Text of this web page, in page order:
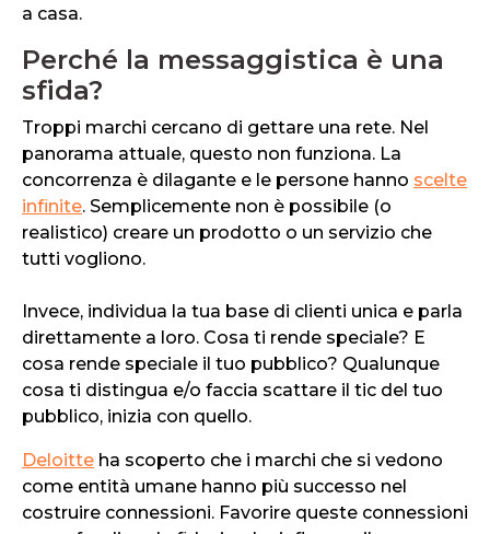
a casa.
Perché la messaggistica è una
sfida?
Troppi marchi cercano di gettare una rete. Nel
panorama attuale, questo non funziona. La
concorrenza è dilagante e le persone hanno scelte
infinite. Semplicemente non è possibile (o
realistico) creare un prodotto o un servizio che
tutti vogliono.
Invece, individua la tua base di clienti unica e parla
direttamente a loro. Cosa ti rende speciale? E
cosa rende speciale il tuo pubblico? Qualunque
cosa ti distingua e/o faccia scattare il tic del tuo
pubblico, inizia con quello.
Deloitte ha scoperto che i marchi che si vedono
come entità umane hanno più successo nel
costruire connessioni. Favorire queste connessioni